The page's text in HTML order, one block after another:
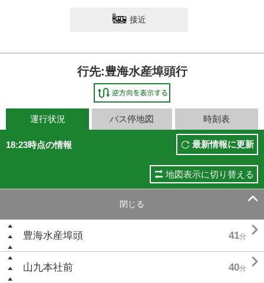
接近
行先:豊海水産埠頭行
運行状況 バス停地図 時刻表
18:23時点の情報 最新情報に更新
地図表示に切り替える
閉じる 
豊海水産埠頭 41分 
山九本社前 40分 